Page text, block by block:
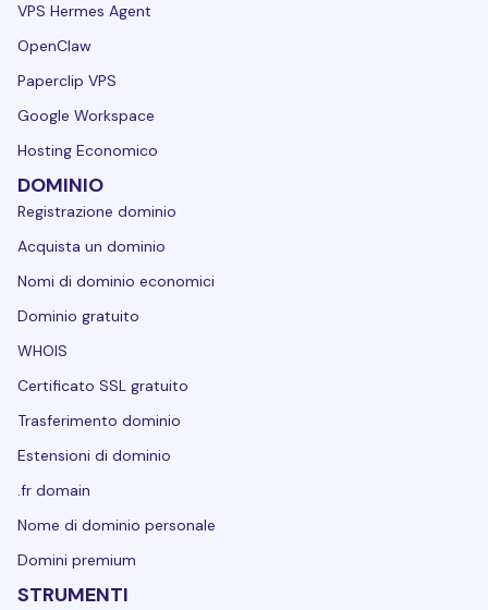
VPS Hermes Agent
OpenClaw
Paperclip VPS
Google Workspace
Hosting Economico
DOMINIO
Registrazione dominio
Acquista un dominio
Nomi di dominio economici
Dominio gratuito
WHOIS
Certificato SSL gratuito
Trasferimento dominio
Estensioni di dominio
.fr domain
Nome di dominio personale
Domini premium
STRUMENTI